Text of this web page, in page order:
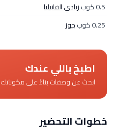
0.5 كوب
زبادي الفانيليا
0.25 كوب
جوز
اطبخ باللي عندك
ابحث عن وصفات بناءً على
خطوات التحضير